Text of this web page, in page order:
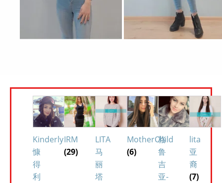
Kinderly
慷
得
利
IRM
(29)
LITA
马
丽
塔
MotherChild
(6)
格
鲁
吉
亚-
lita
亚
裔
(7)